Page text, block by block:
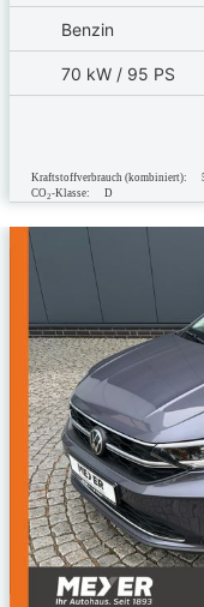
Benzin
70 kW / 95 PS
Kraftstoffverbrauch (kombiniert):
CO2-Klasse: D